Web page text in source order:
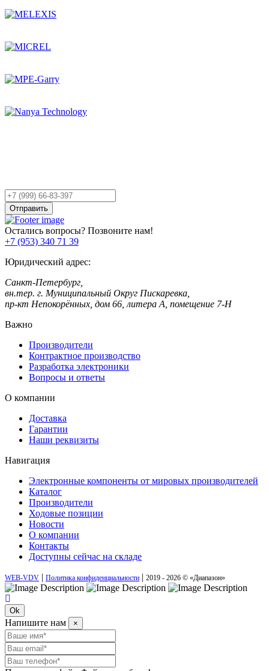
Ваш
телефон
Отправить
Остались вопросы? Позвоните нам!
+7 (953) 340 71 39
Юридический адрес:
Санкт-Петербург,
вн.тер. г. Муниципальный Округ Пискаревка,
пр-кт Непокорённых, дом 66, литера А, помещение 7-Н
Важно
Производители
Контрактное производство
Разработка электроники
Вопросы и ответы
О компании
Доставка
Гарантии
Наши реквизиты
Навигация
Электронные компоненты от мировых производителей
Каталог
Производители
Ходовые позиции
Новости
О компании
Контакты
Доступны сейчас на складе
WEB-VDV | Политика конфиденциальности | 2019 - 2026 © «Диапазон»
Ok
Напишите нам ×